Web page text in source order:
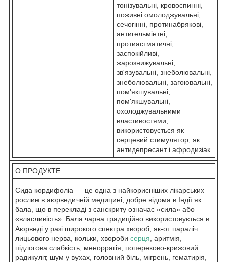
тонізувальні, кровоспинні,
поживні омолоджувальні,
сечогінні, протинабрякові,
антигельмінтні,
протиастматичні,
заспокійливі,
жарознижувальні,
зв'язувальні, знеболювальні,
знеболювальні, загоювальні,
пом'якшувальні,
пом'якшувальні,
охолоджувальними
властивостями,
використовується як
серцевий стимулятор, як
антидепресант і афродизіак.
О ПРОДУКТЕ
Сида кордифоліа — це одна з найкорисніших лікарських
рослин в аюрведичній медицині, добре відома в Індії як
бала, що в перекладі з санскриту означає «сила» або
«власливість». Бала чарна традиційно використовується в
Аюрведі у разі широкого спектра хвороб, як-от параліч
лицьового нерва, кольки, хвороби серця , аритмія,
підлогова слабкість, меноррагія, попереково-крижовий
радикуліт, шум у вухах, головний біль, мігрень, гематирія,